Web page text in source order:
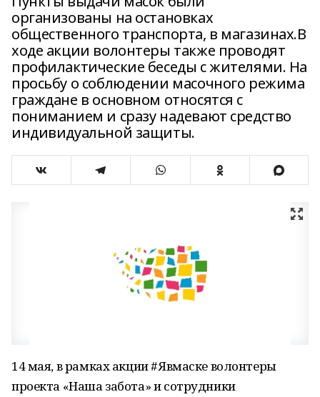
организованы на остановках
общественного транспорта, в магазинах.В
ходе акции волонтеры также проводят
профилактические беседы с жителями. На
просьбу о соблюдении масочного режима
граждане в основном относятся с
пониманием и сразу надевают средство
индивидуальной защиты.
14 мая, в рамках акции #Явмаске волонтеры
проекта «Наша забота» и сотрудники